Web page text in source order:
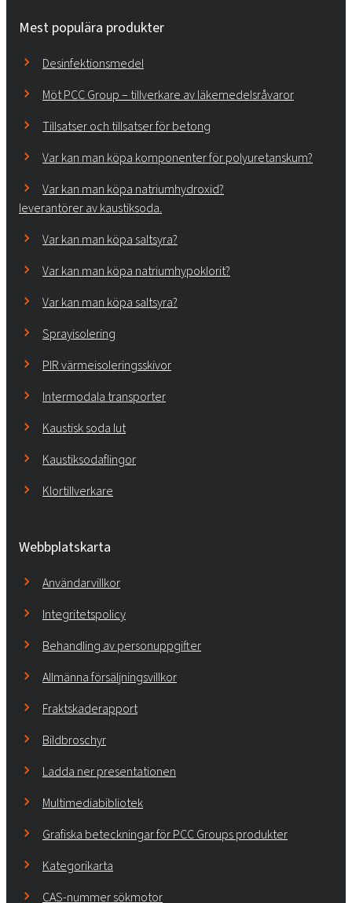
Mest populära produkter
Desinfektionsmedel
Möt PCC Group – tillverkare av läkemedelsråvaror
Tillsatser och tillsatser för betong
Var kan man köpa komponenter för polyuretanskum?
Var kan man köpa natriumhydroxid?
leverantörer av kaustiksoda.
Var kan man köpa saltsyra?
Var kan man köpa natriumhypoklorit?
Var kan man köpa saltsyra?
Sprayisolering
PIR värmeisoleringsskivor
Intermodala transporter
Kaustisk soda lut
Kaustiksodaflingor
Klortillverkare
Webbplatskarta
Användarvillkor
Integritetspolicy
Behandling av personuppgifter
Allmänna försäljningsvillkor
Fraktskaderapport
Bildbroschyr
Ladda ner presentationen
Multimediabibliotek
Grafiska beteckningar för PCC Groups produkter
Kategorikarta
CAS-nummer sökmotor